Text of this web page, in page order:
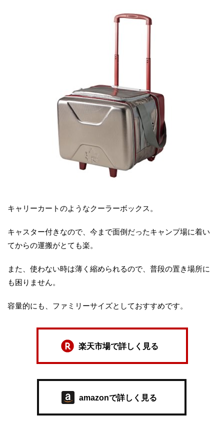
キャリーカートのようなクーラーボックス。
キャスター付きなので、今まで面倒だったキャンプ場に着い
てからの運搬がとても楽。
また、使わない時は薄く縮められるので、普段の置き場所に
も困りません。
容量的にも、ファミリーサイズとしておすすめです。
楽天市場で詳しく見る
amazonで詳しく見る